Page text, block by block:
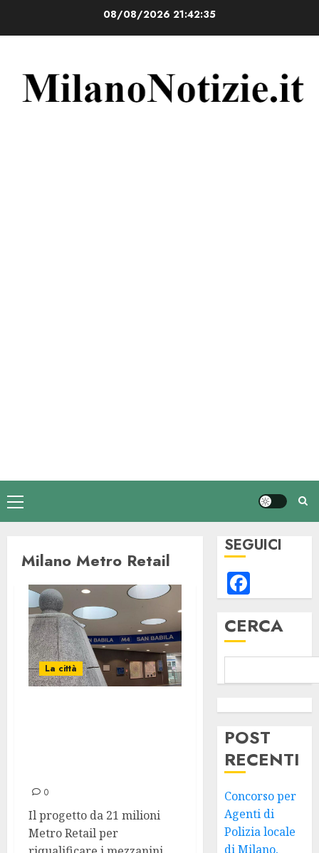
08/08/2026 21:42:36
Menu
principale
Milano Metro Retail
La città
0
Il progetto da 21 milioni
Metro Retail per
SEGUICI
CERCA
POST
RECENTI
Concorso per
Agenti di
Polizia locale
di Milano,